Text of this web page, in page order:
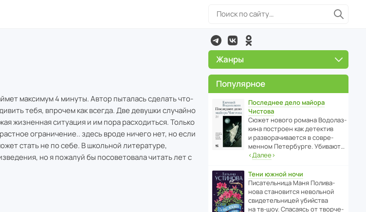
максимум 4 минуты. Автор пыталась сделать что-
тебя, впрочем как всегда. Две девушки случайно
жизненная ситуация и им пора расходиться. Только
ограничение.. здесь вроде ничего нет, но если
стать не по себе. В школьной литературе,
но я пожалуй бы посоветовала читать лет с
Жанры
Популярное
Последнее дело майора
Чистова
Сюжет нового романа Водо­ла­з­
кина пост­роен как дете­ктив
и разво­ра­чи­ва­ется в совре­
менном Пете­р­бурге. Убивают…
‹Далее›
Тени южной ночи
Писа­тель­ница Маня Поли­ва­
нова стано­вится невольной
свиде­тель­ницей убийства
на тв-шоу. Спасаясь от твор­че­